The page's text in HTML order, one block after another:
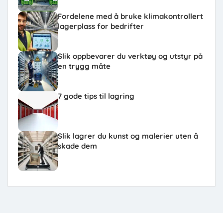
Fordelene med å bruke klimakontrollert
lagerplass for bedrifter
Slik oppbevarer du verktøy og utstyr på
en trygg måte
7 gode tips til lagring
Slik lagrer du kunst og malerier uten å
skade dem